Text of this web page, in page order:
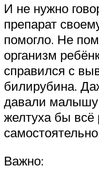
И не нужно
препарат
помогло. Не
организм
справился с
билирубина.
давали малышу
желтуха бы
Важно: